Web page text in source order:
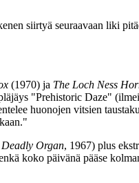
siirtyä seuraavaan liki
(1970) ja The Loch Ness
"Prehistoric Daze"
huonojen vitsien
Deadly Organ, 1967) plus
koko päivänä pääse